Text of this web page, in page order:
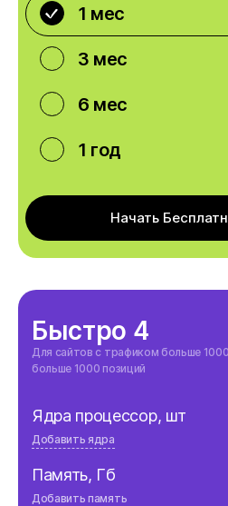
1 мес
3 мес
6 мес
1 год
Начать
Быстро 4
Для сайтов с трафиком больше
больше 1000 позиций
Ядра процессор, шт
Добавить ядра
Дополнительно, шт
$4.49/шт
Память, Гб
Добавить память